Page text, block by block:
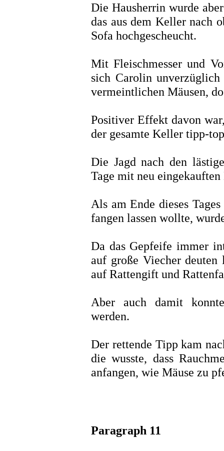
Die Hausherrin wurde
das aus dem Keller nach
Sofa hochgescheucht.
Mit Fleischmesser und
sich Carolin
vermeintlichen Mäusen,
Positiver Effekt davon
der gesamte Keller tipp-
Die Jagd nach den
Tage mit neu
Als am Ende dieses
fangen lassen wollte,
Da das Gepfeife immer
auf große Viecher
auf Rattengift und
Aber auch damit
werden.
Der rettende Tipp kam
die wusste, dass
anfangen, wie Mäuse zu
Paragraph 11